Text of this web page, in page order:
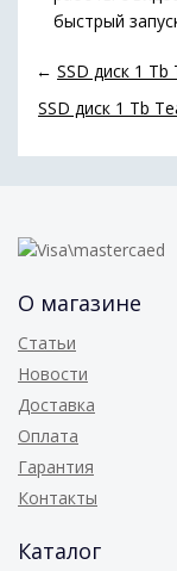
быстрый
← SSD диск 1
SSD диск 1 Tb
О магазине
Статьи
Новости
Доставка
Оплата
Гарантия
Контакты
Каталог